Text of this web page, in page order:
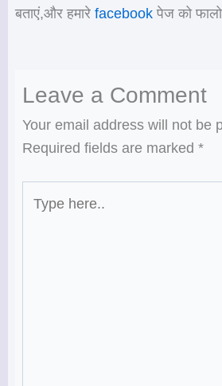
बताएं,और हमारे facebookपेज को
Leave a Comment
Your email address will not be
Required fields are marked *
here..